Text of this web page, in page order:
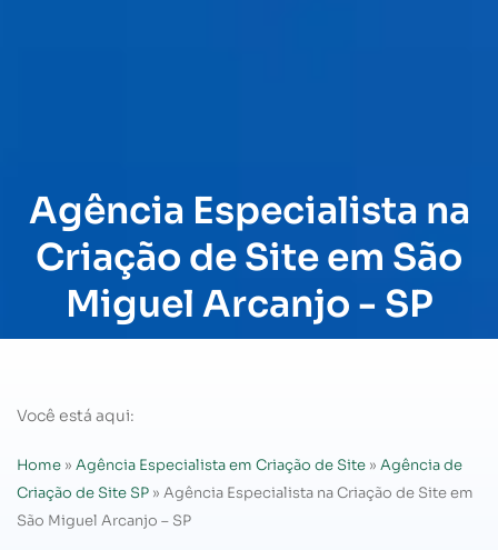
Agência Especialista na
Criação de Site em São
Miguel Arcanjo - SP
Você está aqui:
Home » Agência Especialista em Criação de Site » Agência de
Criação de Site SP » Agência Especialista na Criação de Site em
São Miguel Arcanjo – SP